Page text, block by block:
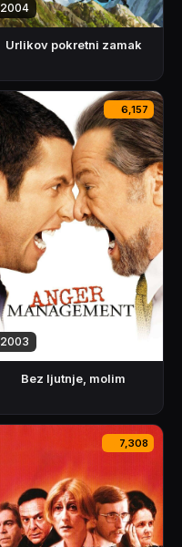
2004
Urlikov pokretni zamak
6,157
2003
Bez ljutnje, molim
7,308